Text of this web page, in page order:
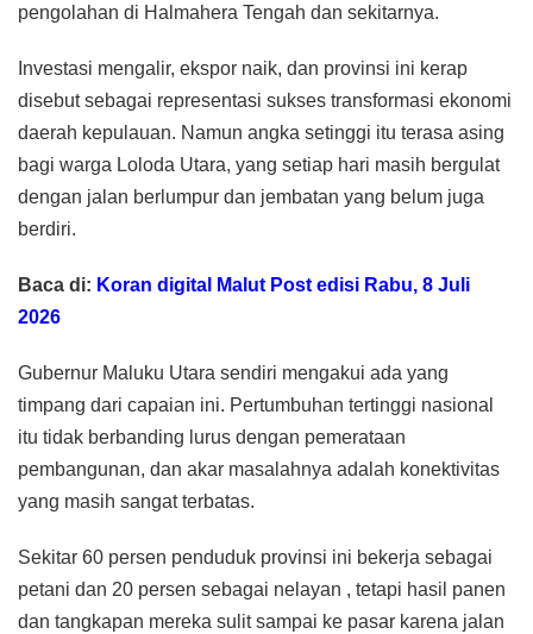
pengolahan di Halmahera Tengah dan sekitarnya.
Investasi mengalir, ekspor naik, dan provinsi ini kerap
disebut sebagai representasi sukses transformasi ekonomi
daerah kepulauan. Namun angka setinggi itu terasa asing
bagi warga Loloda Utara, yang setiap hari masih bergulat
dengan jalan berlumpur dan jembatan yang belum juga
berdiri.
Baca di: Koran digital Malut Post edisi Rabu, 8 Juli
2026
Gubernur Maluku Utara sendiri mengakui ada yang
timpang dari capaian ini. Pertumbuhan tertinggi nasional
itu tidak berbanding lurus dengan pemerataan
pembangunan, dan akar masalahnya adalah konektivitas
yang masih sangat terbatas.
Sekitar 60 persen penduduk provinsi ini bekerja sebagai
petani dan 20 persen sebagai nelayan , tetapi hasil panen
dan tangkapan mereka sulit sampai ke pasar karena jalan